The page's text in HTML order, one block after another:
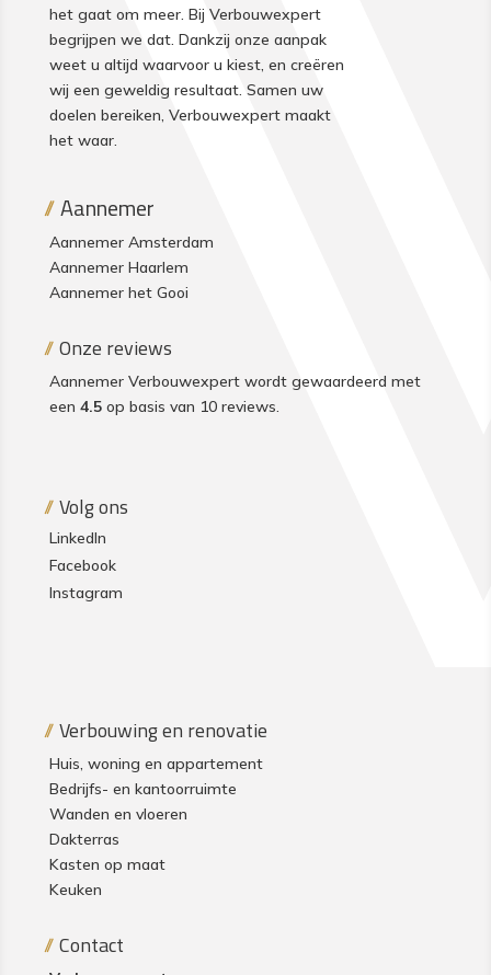
het gaat om meer. Bij Verbouwexpert
begrijpen we dat. Dankzij onze aanpak
weet u altijd waarvoor u kiest, en creëren
wij een geweldig resultaat. Samen uw
doelen bereiken, Verbouwexpert maakt
het waar.
Aannemer
Aannemer Amsterdam
Aannemer Haarlem
Aannemer het Gooi
Onze reviews
Aannemer Verbouwexpert wordt gewaardeerd met
een 4.5op basis van 10 reviews.
Volg ons
LinkedIn
Facebook
Instagram
Verbouwing en renovatie
Huis, woning en appartement
Bedrijfs- en kantoorruimte
Wanden en vloeren
Dakterras
Kasten op maat
Keuken
Contact